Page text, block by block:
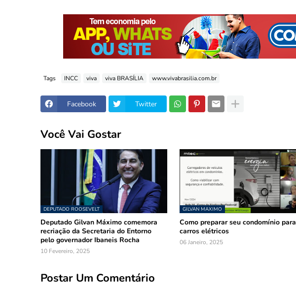
Tags INCC viva viva BRASÍLIA www.vivabrasilia.com.br
Facebook Twitter
Você Vai Gostar
DEPUTADO ROOSEVELT
Deputado Gilvan Máximo comemora
recriação da Secretaria do Entorno
pelo governador Ibaneis Rocha
10 Fevereiro, 2025
GILVAN MAXIMO
Como preparar seu condomínio para
carros elétricos
06 Janeiro, 2025
Postar Um Comentário